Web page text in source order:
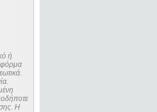
ή
φόρμα
Η